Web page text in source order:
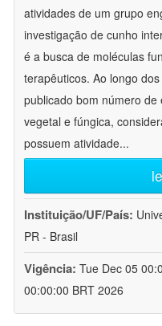
atividades de um grupo
investigação de cunho
é a busca de moléculas
terapêuticos. Ao longo
publicado bom número
vegetal e fúngica,
possuem atividade...
Instituição/UF/País:
PR - Brasil
Vigência: Tue Dec 05
00:00:00 BRT 2026